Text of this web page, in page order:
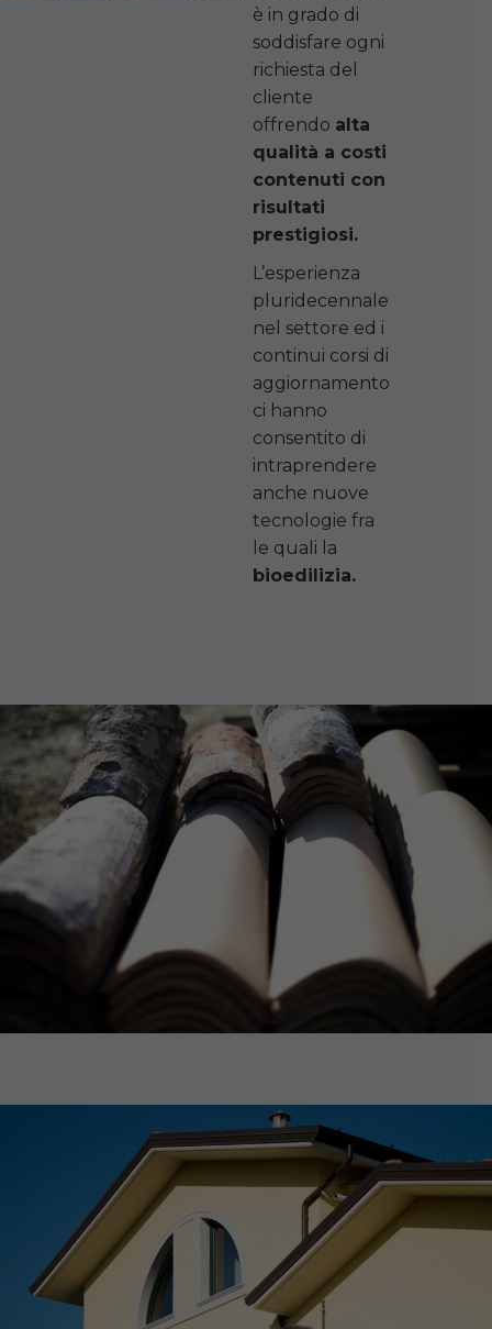
è in grado di
soddisfare ogni
richiesta del
cliente
offrendo alta
qualità a costi
contenuti con
risultati
prestigiosi.
L’esperienza
pluridecennale
nel settore ed i
continui corsi di
aggiornamento
ci hanno
consentito di
intraprendere
anche nuove
tecnologie fra
le quali la
bioedilizia.